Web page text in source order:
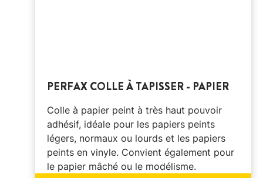
PERFAX COLLE À TAPISSER - PAPIER
Colle à papier peint à très haut pouvoir
adhésif, idéale pour les papiers peints
légers, normaux ou lourds et les papiers
peints en vinyle. Convient également pour
le papier mâché ou le modélisme.